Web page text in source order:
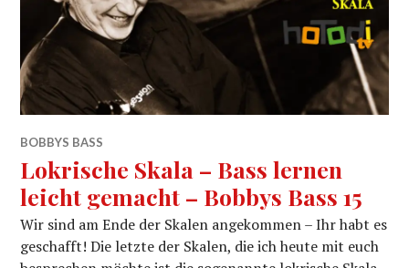
BOBBYS BASS
Lokrische Skala – Bass lernen
leicht gemacht – Bobbys Bass 15
Wir sind am Ende der Skalen angekommen – Ihr habt es
geschafft! Die letzte der Skalen, die ich heute mit euch